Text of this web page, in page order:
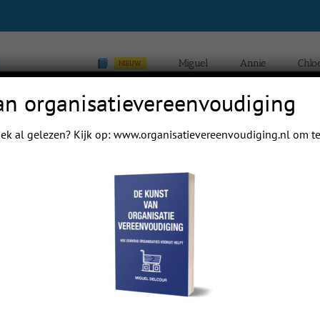
NIEUW Miguel Annie
Home Blogs van Chloé Yip
papa even.
organisatievereenvoudiging
al gelezen? Kijk op: www.organisatievereenvoudiging.nlom